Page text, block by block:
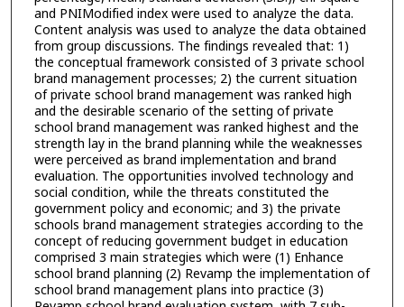
and PNIModified index were used to analyze the data.
Content analysis was used to analyze the data obtained
from group discussions. The findings revealed that: 1)
the conceptual framework consisted of 3 private school
brand management processes; 2) the current situation
of private school brand management was ranked high
and the desirable scenario of the setting of private
school brand management was ranked highest and the
strength lay in the brand planning while the weaknesses
were perceived as brand implementation and brand
evaluation. The opportunities involved technology and
social condition, while the threats constituted the
government policy and economic; and 3) the private
schools brand management strategies according to the
concept of reducing government budget in education
comprised 3 main strategies which were (1) Enhance
school brand planning (2) Revamp the implementation of
school brand management plans into practice (3)